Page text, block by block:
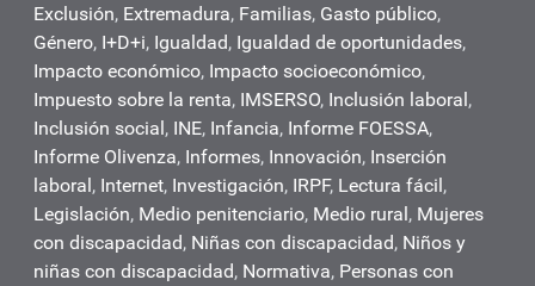
Exclusión, Extremadura, Familias, Gasto público,
Género, I+D+i, Igualdad, Igualdad de oportunidades,
Impacto económico, Impacto socioeconómico,
Impuesto sobre la renta, IMSERSO, Inclusión laboral,
Inclusión social, INE, Infancia, Informe FOESSA,
Informe Olivenza, Informes, Innovación, Inserción
laboral, Internet, Investigación, IRPF, Lectura fácil,
Legislación, Medio penitenciario, Medio rural, Mujeres
con discapacidad, Niñas con discapacidad, Niños y
niñas con discapacidad, Normativa, Personas con